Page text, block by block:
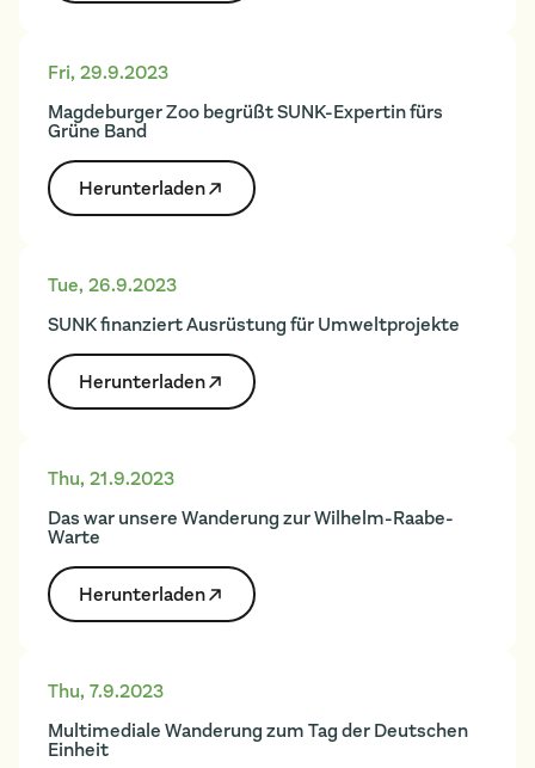
Fri, 29.9.2023
Magdeburger Zoo begrüßt SUNK-Expertin fürs
Grüne Band
Herunter­laden
Tue, 26.9.2023
SUNK finanziert Ausrüstung für Umweltprojekte
Herunter­laden
Thu, 21.9.2023
Das war unsere Wanderung zur Wilhelm-Raabe-
Warte
Herunter­laden
Thu, 7.9.2023
Multimediale Wanderung zum Tag der Deutschen
Einheit